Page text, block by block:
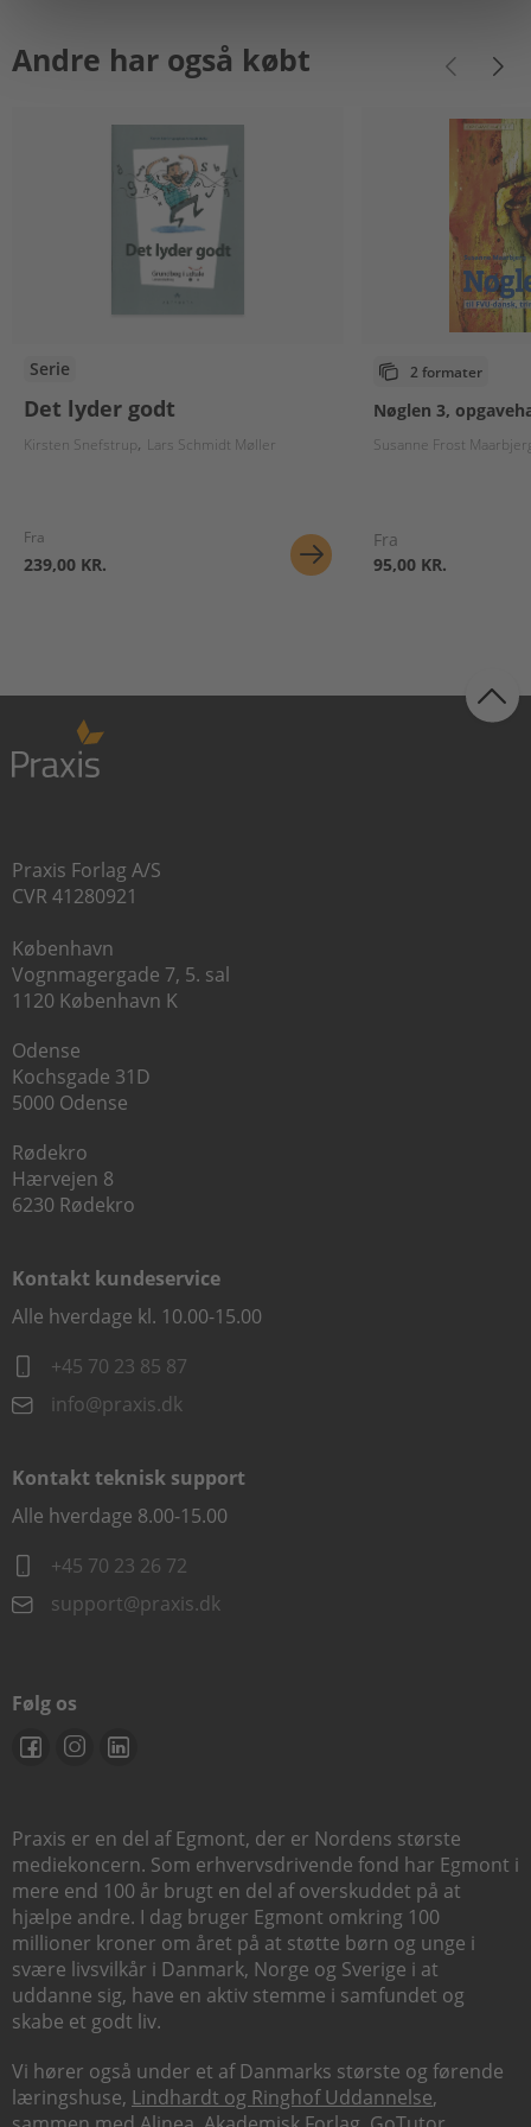
Andre har også købt
Serie
Det lyder godt
Kirsten Snefstrup Lars Schmidt Møller
Fra
239,00 KR.
2 formater
Nøglen 3,
Susanne Frost
Fra
95,00 KR.
Praxis Forlag A/S
CVR 41280921
København
Vognmagergade 7, 5. sal
1120 København K
Odense
Kochsgade 31D
5000 Odense
Rødekro
Hærvejen 8
6230 Rødekro
Kontakt kundeservice
Alle hverdage kl. 10.00-15.00
+45 70 23 85 87
info@praxis.dk
Kontakt teknisk support
Alle hverdage 8.00-15.00
+45 70 23 26 72
support@praxis.dk
Følg os
Praxis er en del af Egmont, der er Nordens største
mediekoncern. Som erhvervsdrivende fond har Egmont i
mere end 100 år brugt en del af overskuddet på at
hjælpe andre. I dag bruger Egmont omkring 100
millioner kroner om året på at støtte børn og unge i
svære livsvilkår i Danmark, Norge og Sverige i at
uddanne sig, have en aktiv stemme i samfundet og
skabe et godt liv.
Vi hører også under et af Danmarks største og førende
læringshuse, Lindhardt og Ringhof Uddannelse,